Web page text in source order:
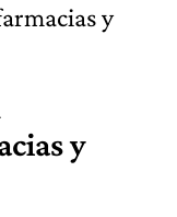
y
y